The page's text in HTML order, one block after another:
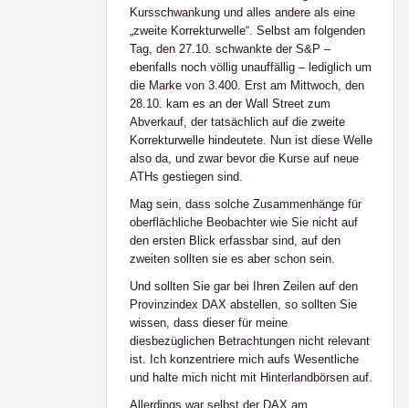
Kursschwankung und alles andere als eine
„zweite Korrekturwelle“. Selbst am folgenden
Tag, den 27.10. schwankte der S&P –
ebenfalls noch völlig unauffällig – lediglich um
die Marke von 3.400. Erst am Mittwoch, den
28.10. kam es an der Wall Street zum
Abverkauf, der tatsächlich auf die zweite
Korrekturwelle hindeutete. Nun ist diese Welle
also da, und zwar bevordie Kurse auf neue
ATHs gestiegen sind.
Mag sein, dass solche Zusammenhänge für
oberflächliche Beobachter wie Sie nicht auf
den ersten Blick erfassbar sind, auf den
zweiten sollten sie es aber schon sein.
Und sollten Sie gar bei Ihren Zeilen auf den
Provinzindex DAX abstellen, so sollten Sie
wissen, dass dieser für meine
diesbezüglichen Betrachtungen nicht relevant
ist. Ich konzentriere mich aufs Wesentliche
und halte mich nicht mit Hinterlandbörsen auf.
Allerdings war selbst der DAX am